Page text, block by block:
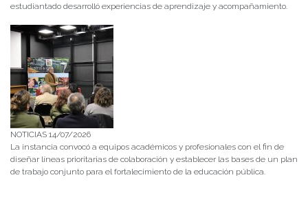
estudiantado desarrolló experiencias de aprendizaje y acompañamiento.
NOTICIAS 14/07/2026
La instancia convocó a equipos académicos y profesionales con el fin de
diseñar líneas prioritarias de colaboración y establecer las bases de un plan
de trabajo conjunto para el fortalecimiento de la educación pública.